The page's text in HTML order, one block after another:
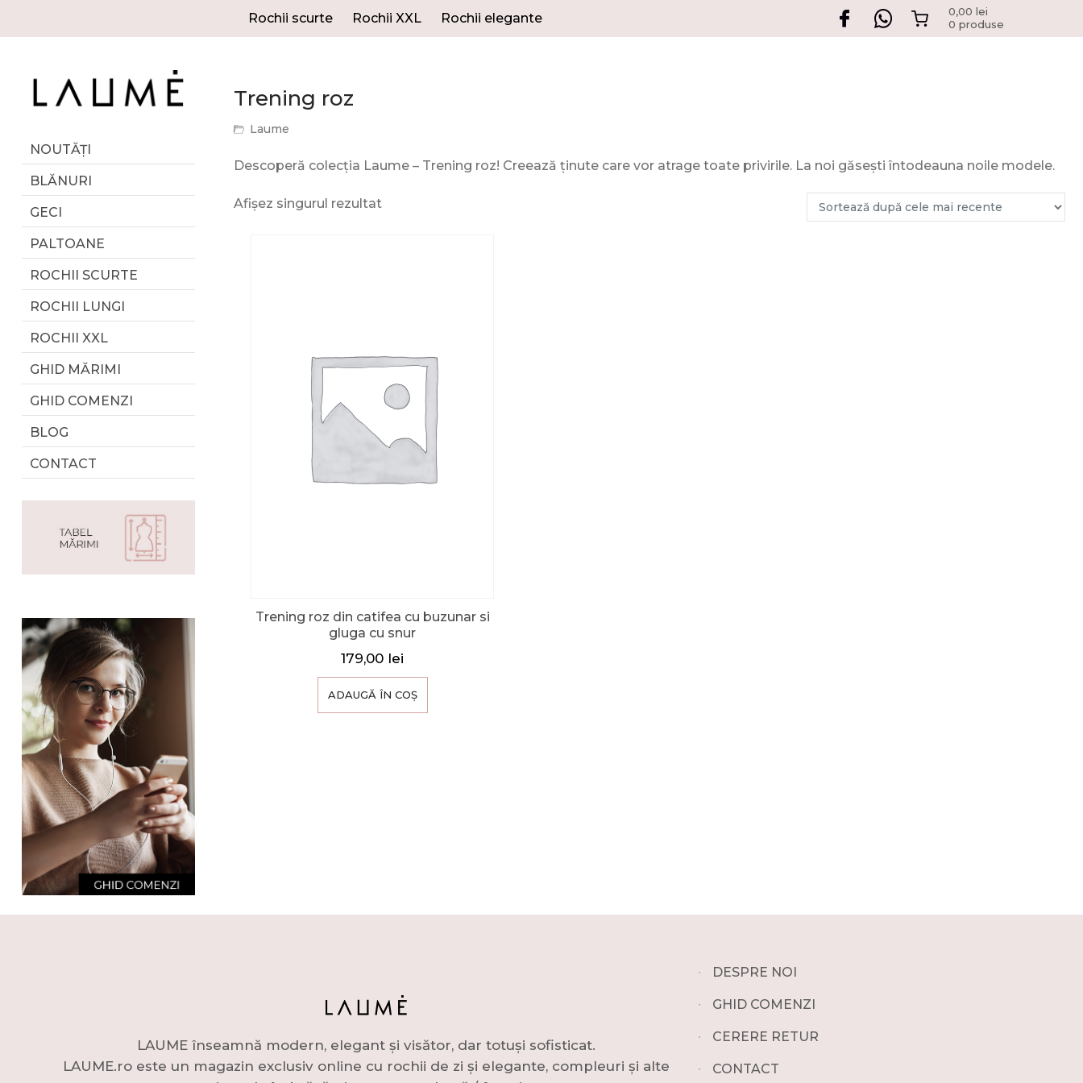
0,00 lei
0 produse
Rochii scurte Rochii XXL Rochii elegante
NOUTĂȚI
BLĂNURI
GECI
PALTOANE
ROCHII SCURTE
ROCHII LUNGI
ROCHII XXL
GHID MĂRIMI
GHID COMENZI
BLOG
CONTACT
Trening roz
Laume
Descoperă colecția Laume – Trening roz! Creează ținute care vor atrage toate privirile. La noi găsești întodeauna noile modele.
Afișez singurul rezultat
Trening roz din catifea cu buzunar si
gluga cu snur
179,00 lei
ADAUGĂ ÎN COȘ
LAUME înseamnă modern, elegant și visător, dar totuși sofisticat.
LAUME.ro este un magazin exclusiv online cu rochii de zi și elegante, compleuri și alte
∙ DESPRE NOI
∙ GHID COMENZI
∙ CERERE RETUR
∙ CONTACT